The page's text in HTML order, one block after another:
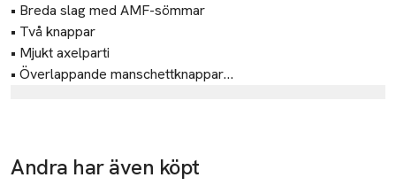
• Breda slag med AMF-sömmar
• Två knappar
• Mjukt axelparti
• Överlappande manschettknappar
Torsgatan 4
111 23 Stockholm
Andra har även köpt